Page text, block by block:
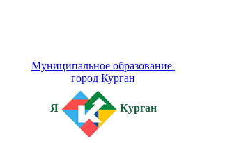
Муниципальное образование
город Курган
Я Курган